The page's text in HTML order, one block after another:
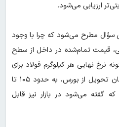
ارزیابی می‌شود.
سؤال مطرح می‌شود که چرا با وجود
قیمت تمام‌شده در داخل از سطح
نرخ نهایی هر کیلوگرم فولاد برای
کارخانه‌ها با احتساب تورم و زمان تحویل از بورس، به حدود ۱۰۵ تا
که گفته می‌شود در بازار نیز قابل